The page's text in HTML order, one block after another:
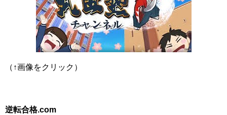
（↑画像をクリック）
逆転合格.com